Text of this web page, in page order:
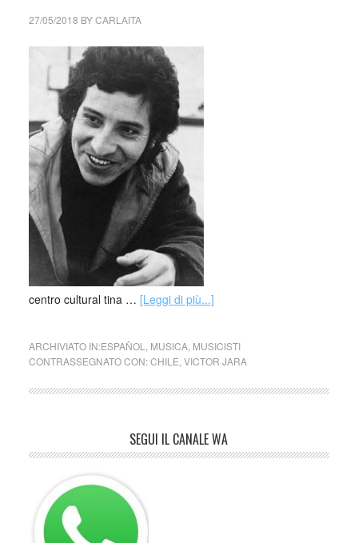
27/05/2018 BYCARLAITA
centro cultural tina … [Leggi di più...]
ARCHIVIATO IN:ESPAÑOL MUSICA, MUSICISTI
CONTRASSEGNATO CON:CHILE VICTOR JARA
SEGUI IL CANALE WA